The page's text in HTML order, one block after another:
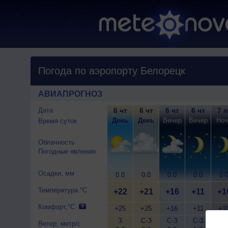
Погода по аэропорту Белорецк
АВИАПРОГНОЗ
Дата
Время суток
Облачность
Погодные явления
Осадки, мм
Температура °C
Комфорт,°C
Ветер, метр/с
6 чт
День
0.0
+22
+25
З
6 чт
День
0.0
+21
+25
С-З
6 чт
Вечер
0.0
+16
+16
С-З
6 чт
Вечер
0.0
+11
+11
С-З
7
0.0